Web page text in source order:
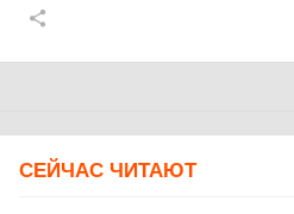
СЕЙЧАС ЧИТАЮТ